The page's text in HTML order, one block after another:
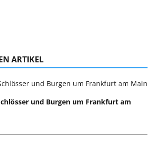
ARTIKEL
und Burgen um Frankfurt am